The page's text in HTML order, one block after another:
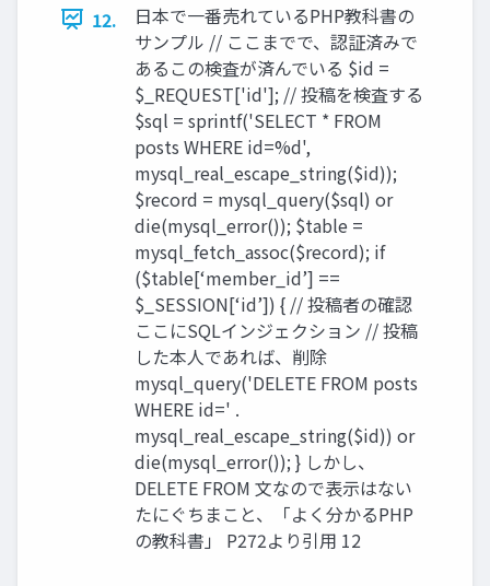
12.
日本で一番売れているPHP教科書の
サンプル // ここまでで、認証済みで
あるこの検査が済んでいる $id =
$_REQUEST['id']; // 投稿を検査する
$sql = sprintf('SELECT * FROM
posts WHERE id=%d',
mysql_real_escape_string($id));
$record = mysql_query($sql) or
die(mysql_error()); $table =
mysql_fetch_assoc($record); if
($table[‘member_id’] ==
$_SESSION[‘id’]) { // 投稿者の確認
ここにSQLインジェクション // 投稿
した本人であれば、削除
mysql_query('DELETE FROM posts
WHERE id=' .
mysql_real_escape_string($id)) or
die(mysql_error()); } しかし、
DELETE FROM 文なので表示はない
たにぐちまこと、「よく分かるPHP
の教科書」 P272より引用 12